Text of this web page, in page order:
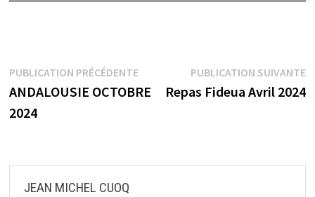
Navigation
de
PUBLICATION PRÉCÉDENTEPublication
précédente :
ANDALOUSIE OCTOBRE
2024
PUBLICATION SUIVANTE
Repas Fideua Avril 2024
JEAN MICHEL CUOQ